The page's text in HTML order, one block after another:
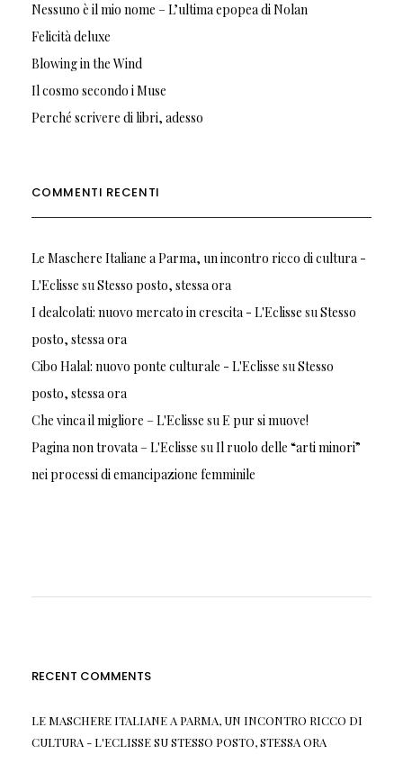
Nessuno è il mio nome – L’ultima epopea di Nolan
Felicità deluxe
Blowing in the Wind
Il cosmo secondo i Muse
Perché scrivere di libri, adesso
COMMENTI RECENTI
Le Maschere Italiane a Parma, un incontro ricco di cultura -
L'Eclisse suStesso posto, stessa ora
I dealcolati: nuovo mercato in crescita - L'Eclisse suStesso
posto, stessa ora
Cibo Halal: nuovo ponte culturale - L'Eclisse suStesso
posto, stessa ora
Che vinca il migliore – L'Eclisse suE pur si muove!
Pagina non trovata – L'Eclisse suIl ruolo delle “arti minori”
nei processi di emancipazione femminile
RECENT COMMENTS
LE MASCHERE ITALIANE A PARMA, UN INCONTRO RICCO DI
CULTURA - L'ECLISSESUSTESSO POSTO, STESSA ORA